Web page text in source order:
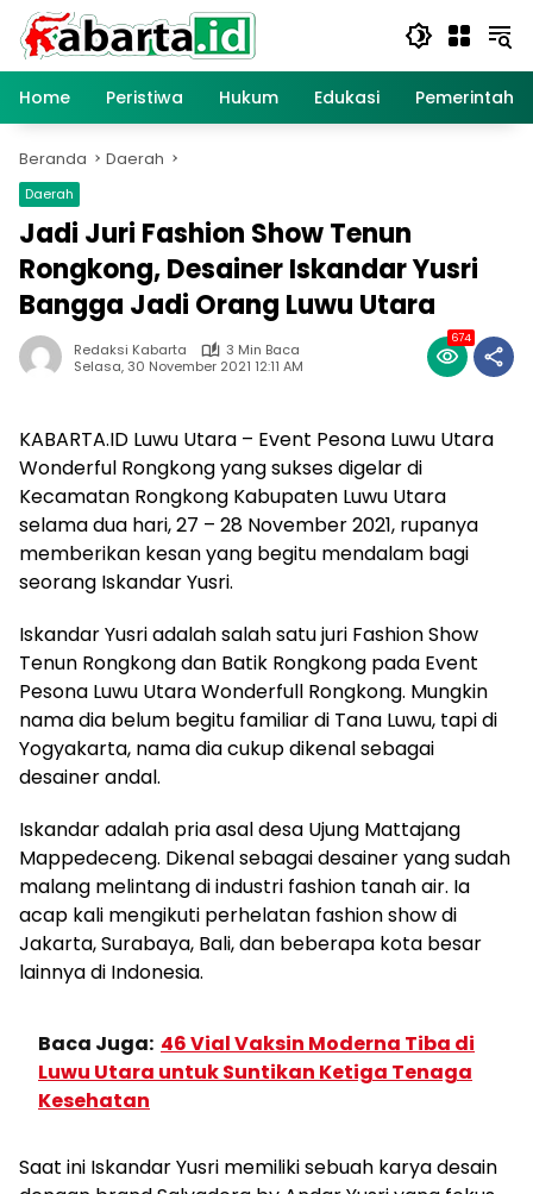
Langsung
konten
Home
Peristiwa Hukum Edukasi
Beranda Daerah
Daerah
Jadi Juri Fashion Show Tenun
Rongkong, Desainer Iskandar Yusri
Bangga Jadi Orang Luwu Utara
Redaksi Kabarta
3 Min Baca
Selasa, 30 November 2021 12:11 AM
674
KABARTA.ID Luwu Utara – Event Pesona Luwu Utara
Wonderful Rongkong yang sukses digelar di
Kecamatan Rongkong Kabupaten Luwu Utara
selama dua hari, 27 – 28 November 2021, rupanya
memberikan kesan yang begitu mendalam bagi
seorang Iskandar Yusri.
Iskandar Yusri adalah salah satu juri Fashion Show
Tenun Rongkong dan Batik Rongkong pada Event
Pesona Luwu Utara Wonderfull Rongkong. Mungkin
nama dia belum begitu familiar di Tana Luwu, tapi di
Yogyakarta, nama dia cukup dikenal sebagai
desainer andal.
Iskandar adalah pria asal desa Ujung Mattajang
Mappedeceng. Dikenal sebagai desainer yang sudah
malang melintang di industri fashion tanah air. Ia
acap kali mengikuti perhelatan fashion show di
Jakarta, Surabaya, Bali, dan beberapa kota besar
lainnya di Indonesia.
Baca Juga: 46 Vial Vaksin Moderna Tiba di
Luwu Utara untuk Suntikan Ketiga Tenaga
Kesehatan
Saat ini Iskandar Yusri memiliki sebuah karya desain